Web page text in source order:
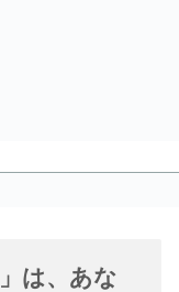
は、あな